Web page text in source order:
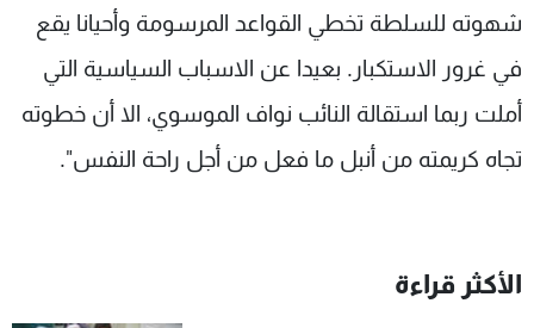
شهوته للسلطة تخطي القواعد المرسومة وأحيانا يقع
في غرور الاستكبار. بعيدا عن الاسباب السياسية التي
أملت ربما استقالة النائب نواف الموسوي، الا أن خطوته
تجاه كريمته من أنبل ما فعل من أجل راحة النفس".
الأكثر قراءة
الإنـتـاج
لاعلاناتكم
تواصل معنا
شروط الإسـتخدام
سياسة الخصوصية